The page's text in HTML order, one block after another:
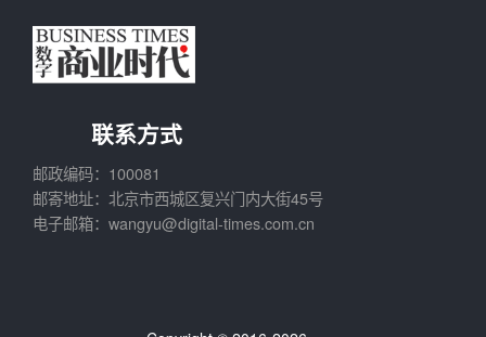
联系方式
邮政编码：100081
邮寄地址：北京市西城区复兴门内大街45号
电子邮箱：wangyu@digital-times.com.cn